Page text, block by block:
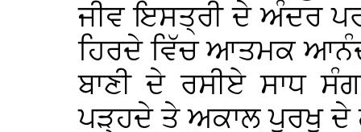
ਜੀਵ ਇਸਤ੍ਰੀ ਦੇ ਅੰਦਰ
ਹਿਰਦੇ ਵਿੱਚ ਆਤਮਕ
ਬਾਣੀ ਦੇ ਰਸੀਏ ਸਾਧ
ਪੜ੍ਹਦੇ ਤੇ ਅਕਾਲ ਪੁਰਖੁ ਦੇ